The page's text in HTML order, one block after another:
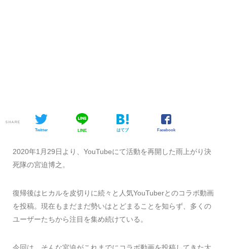
SHARE
Twitter LINE はてブ Facebook
2020年1月29日より、YouTubeにて活動を再開した雨上がり決
死隊の宮迫博之。
復帰後はヒカルを皮切りに続々と人気YouTuberとのコラボ動画
を投稿。現在もまだまだ勢いはとどまることを知らず、多くの
ユーザーたちから注目を集め続けている。